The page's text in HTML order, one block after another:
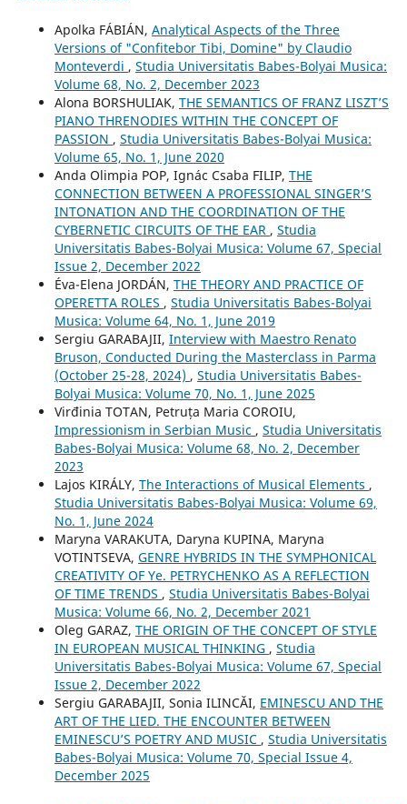
Apolka FÁBIÁN, Analytical Aspects of the Three
Versions of "Confitebor Tibi, Domine" by Claudio
Monteverdi , Studia Universitatis Babes-Bolyai Musica:
Volume 68, No. 2, December 2023
Alona BORSHULIAK, THE SEMANTICS OF FRANZ LISZT’S
PIANO THRENODIES WITHIN THE CONCEPT OF
PASSION , Studia Universitatis Babes-Bolyai Musica:
Volume 65, No. 1, June 2020
Anda Olimpia POP, Ignác Csaba FILIP, THE
CONNECTION BETWEEN A PROFESSIONAL SINGER’S
INTONATION AND THE COORDINATION OF THE
CYBERNETIC CIRCUITS OF THE EAR , Studia
Universitatis Babes-Bolyai Musica: Volume 67, Special
Issue 2, December 2022
Éva-Elena JORDÁN, THE THEORY AND PRACTICE OF
OPERETTA ROLES , Studia Universitatis Babes-Bolyai
Musica: Volume 64, No. 1, June 2019
Sergiu GARABAJII, Interview with Maestro Renato
Bruson, Conducted During the Masterclass in Parma
(October 25-28, 2024) , Studia Universitatis Babes-
Bolyai Musica: Volume 70, No. 1, June 2025
Virđinia TOTAN, Petruța Maria COROIU,
Impressionism in Serbian Music , Studia Universitatis
Babes-Bolyai Musica: Volume 68, No. 2, December
2023
Lajos KIRÁLY, The Interactions of Musical Elements ,
Studia Universitatis Babes-Bolyai Musica: Volume 69,
No. 1, June 2024
Maryna VARAKUTA, Daryna KUPINA, Maryna
VOTINTSEVA, GENRE HYBRIDS IN THE SYMPHONICAL
CREATIVITY OF Ye. PETRYCHENKO AS A REFLECTION
OF TIME TRENDS , Studia Universitatis Babes-Bolyai
Musica: Volume 66, No. 2, December 2021
Oleg GARAZ, THE ORIGIN OF THE CONCEPT OF STYLE
IN EUROPEAN MUSICAL THINKING , Studia
Universitatis Babes-Bolyai Musica: Volume 67, Special
Issue 2, December 2022
Sergiu GARABAJII, Sonia ILINCĂI, EMINESCU AND THE
ART OF THE LIED. THE ENCOUNTER BETWEEN
EMINESCU’S POETRY AND MUSIC , Studia Universitatis
Babes-Bolyai Musica: Volume 70, Special Issue 4,
December 2025